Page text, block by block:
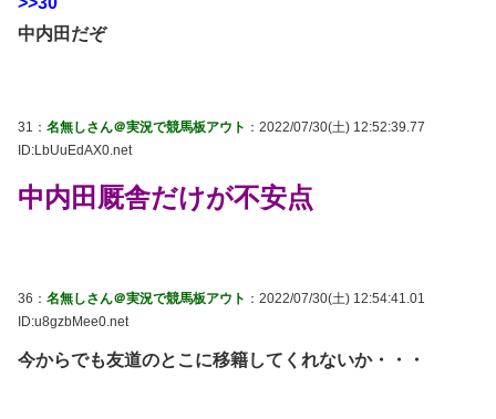
中内田だぞ
31： 名無しさん＠実況で競馬板アウト ：2022/07/30(土) 12:52:39.77
ID:LbUuEdAX0.net
中内田厩舎だけが不安点
36： 名無しさん＠実況で競馬板アウト ：2022/07/30(土) 12:54:41.01
ID:u8gzbMee0.net
今からでも友道のとこに移籍してくれないか・・・